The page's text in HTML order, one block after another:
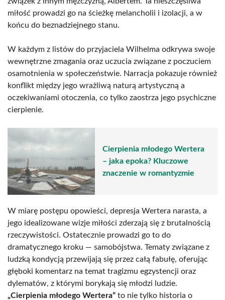
miłość prowadzi go na ścieżkę melancholii i izolacji, a w
końcu do beznadziejnego stanu.
W każdym z listów do przyjaciela Wilhelma odkrywa swoje
wewnętrzne zmagania oraz uczucia związane z poczuciem
osamotnienia w społeczeństwie. Narracja pokazuje również
konflikt między jego wrażliwą naturą artystyczną a
oczekiwaniami otoczenia, co tylko zaostrza jego psychiczne
cierpienie.
Cierpienia młodego Wertera
– jaka epoka? Kluczowe
znaczenie w romantyzmie
W miarę postępu opowieści, depresja Wertera narasta, a
jego idealizowane wizje miłości zderzają się z brutalnością
rzeczywistości. Ostatecznie prowadzi go to do
dramatycznego kroku — samobójstwa. Tematy związane z
ludzką kondycją przewijają się przez całą fabułę, oferując
głęboki komentarz na temat tragizmu egzystencji oraz
dylematów, z którymi borykają się młodzi ludzie.
„Cierpienia młodego Wertera” to nie tylko historia o